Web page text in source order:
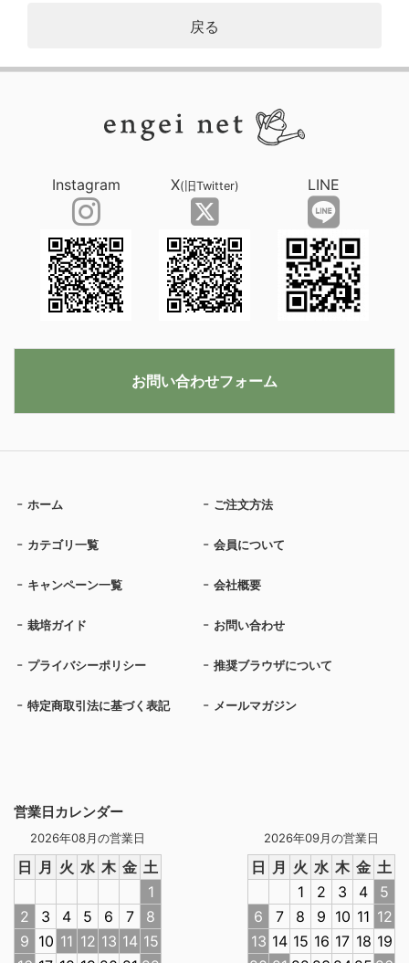
戻る
営業日カレンダー
2026年08月の営業日
日 月 火 水 木 金 土
1
2
3 4 5 6 7
8
9 10 11 12 13 14 15
2026年09月の営業日
日 月 火 水 木 金 土
1
2 3 4
5
6
7 8 9 10 11 12
13 14 15 16 17 18 19
ホーム ご注文方法
カテゴリ一覧 会員について
キャンペーン一覧 会社概要
栽培ガイド お問い合わせ
プライバシーポリシー 推奨ブラウザについて
特定商取引法に基づく表記 メールマガジン
Instagram X(旧Twitter) LINE
お問い合わせフォーム